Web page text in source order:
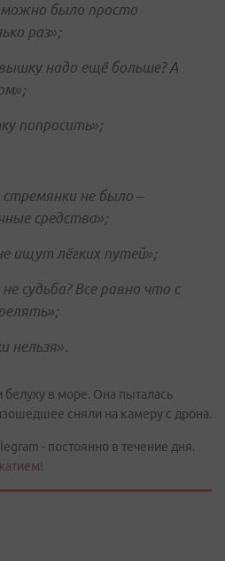
было просто
раз»;
надо ещё больше? А
попросить»;
не было –
средства»;
ищут лёгких путей»;
судьба? Все равно что с
нельзя».
в море. Она пыталась
сняли на камеру с дрона.
- постоянно в течение дня.